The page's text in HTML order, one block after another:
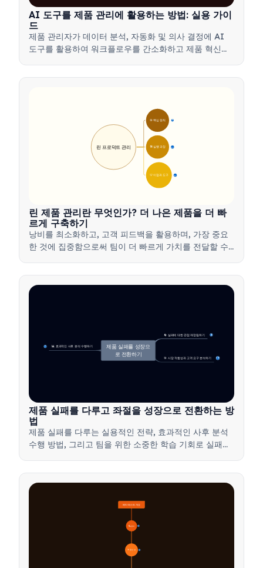
AI 도구를 제품 관리에 활용하는 방법: 실용 가이
드
제품 관리자가 데이터 분석, 자동화 및 의사 결정에 AI
도구를 활용하여 워크플로우를 간소화하고 제품 혁신을
🎯 핵심 원칙 9
🛠️ 실행 과정 12
💡 이점과 도구
린 프로덕트 관리
린 제품 관리란 무엇인가? 더 나은 제품을 더 빠
르게 구축하기
낭비를 최소화하고, 고객 피드백을 활용하며, 가장 중요
한 것에 집중함으로써 팀이 더 빠르게 가치를 전달할 수
🔄 실패에 대한 관점 재정립하기 4
📊 효과적인 사후 분석 수행하기
7
🎯 시장 적합성과 고객 요구 분석하기 14
제품 실패를 성장으
로 전환하기
제품 실패를 다루고 좌절을 성장으로 전환하는 방
법
제품 실패를 다루는 실용적인 전략, 효과적인 사후 분석
수행 방법, 그리고 팀을 위한 소중한 학습 기회로 실패를
🔍 정의 4
🎯 중요성 7
베타 테스트 개요